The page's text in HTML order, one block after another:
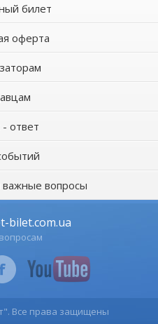
билет
оферта
ответ
вопросы
bilet.com.ua
Все права защищены